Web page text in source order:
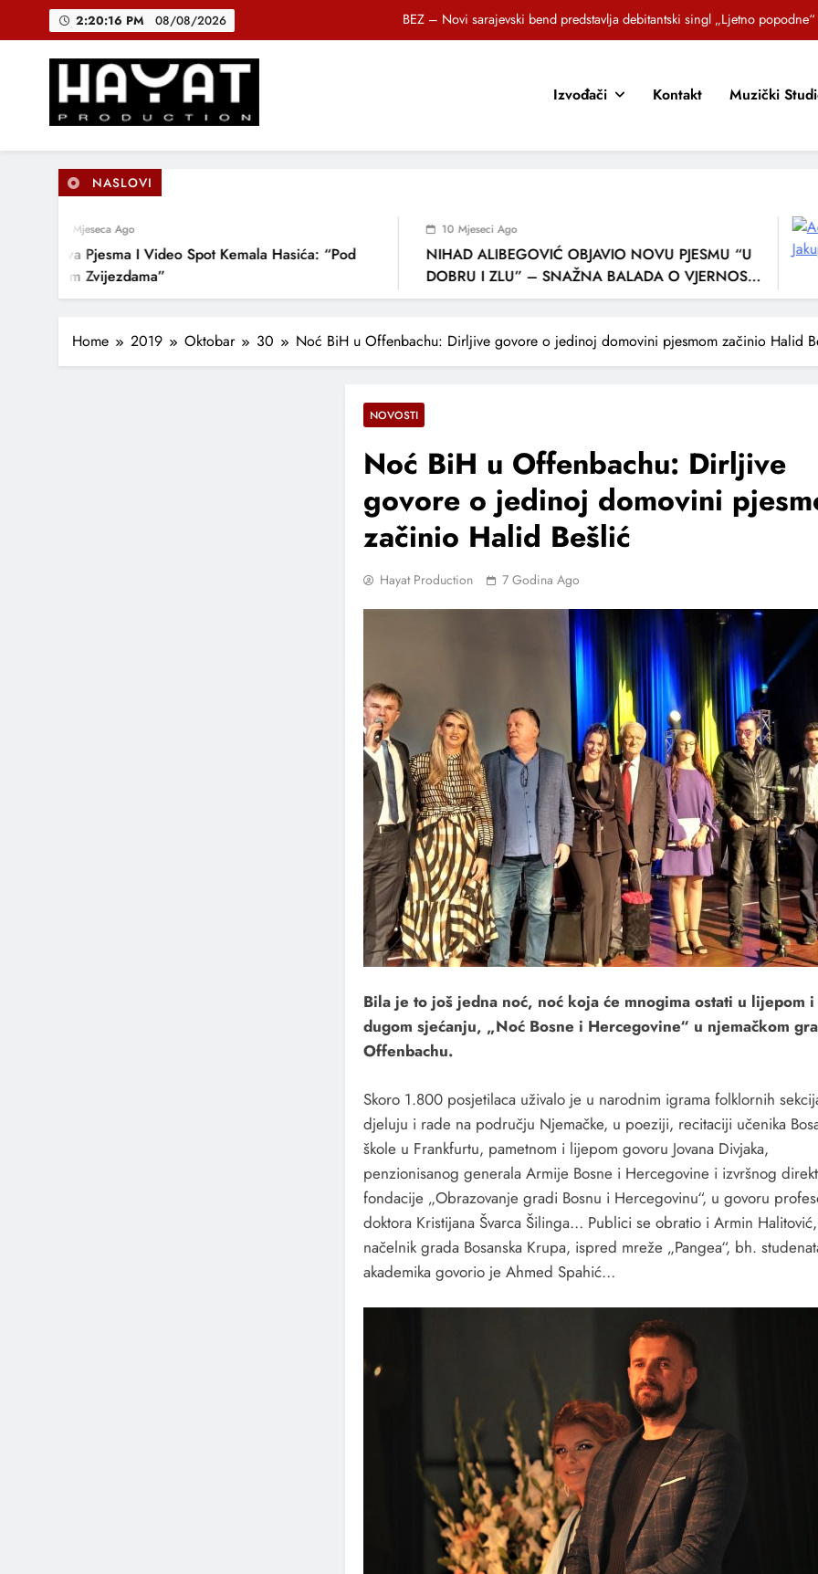
2:20:17 PM 08/08/2026
BEZ – Novi sarajevski bend predstavlja debitantski singl „Ljetno popodne“
DJEČIJI HOR SUNCOKRETI KROZ PJESMU POZVALI MALIŠANE NA DOBRE NAVIKE
DJEČIJI HOR SUNCOKRETI KROZ PJESMU POZVALI MALIŠANE NA DOBRE NAVIKE
Hayat Production
Promocija domaće muzike
Izvođači Kontakt Muzički
NASLOVI
4 Mjeseca Ago
Nova Pjesma I Video Spot Kemala Hasića: “Pod
Ovim Zvijezdama”
10 Mjeseci Ago
NIHAD ALIBEGOVIĆ OBJAVIO NOVU PJESMU “U
DOBRU I ZLU” – SNAŽNA BALADA O VJERNOSTI,
LJUBAVI I VREMENU KOJE NAS MIJENJA
Home 2019 Oktobar 30 Noć BiH u Offenbachu: Dirljive govore o jedinoj domovini pjesmom začinio Halid
NOVOSTI
Noć BiH u Offenbachu: Dirljive
govore o jedinoj domovini
začinio Halid Bešlić
Hayat Production 7 Godina Ago
Bila je to još jedna noć, noć koja će mnogima ostati u lijepom i
dugom sjećanju, „Noć Bosne i Hercegovine“ u njemačkom
Offenbachu.
Skoro 1.800 posjetilaca uživalo je u narodnim igrama folklornih
djeluju i rade na području Njemačke, u poeziji, recitaciji učenika
škole u Frankfurtu, pametnom i lijepom govoru Jovana Divjaka,
penzionisanog generala Armije Bosne i Hercegovine i izvršnog
fondacije „Obrazovanje gradi Bosnu i Hercegovinu“, u govoru
doktora Kristijana Švarca Šilinga… Publici se obratio i Armin Halitović,
načelnik grada Bosanska Krupa, ispred mreže „Pangea“, bh.
akademika govorio je Ahmed Spahić…